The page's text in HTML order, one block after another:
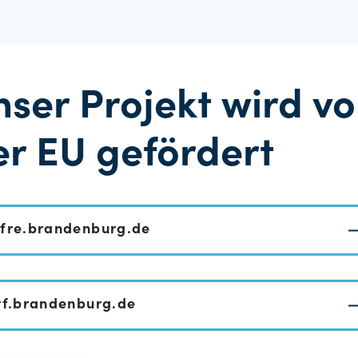
Projekt wird
EU gefördert